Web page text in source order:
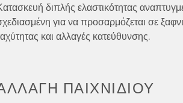
διπλής ελαστικότητας
για να προσαρμόζεται σε
και αλλαγές κατεύθυνσης.
ΠΑΙΧΝΙΔΙΟΎ